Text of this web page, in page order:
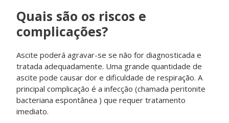
Quais são os riscos e
complicações?
Ascite poderá agravar-se se não for diagnosticada e
tratada adequadamente. Uma grande quantidade de
ascite pode causar dor e dificuldade de respiração. A
principal complicação é a infecção (chamada peritonite
bacteriana espontânea ) que requer tratamento
imediato.